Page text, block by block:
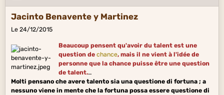
Jacinto Benavente y Martinez
Le 24/12/2015
Beaucoup pensent qu'avoir du talent est une
question de chance, mais il ne vient à l'idée de
personne que la chance puisse être une question
de talent.
Molti pensano che avere talento sia una questione di fortuna ; a
nessuno viene in mente che la fortuna possa essere questione di